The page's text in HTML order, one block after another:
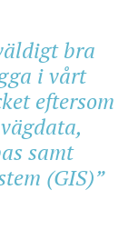
bra
i vårt
eftersom
samt
(GIS)”